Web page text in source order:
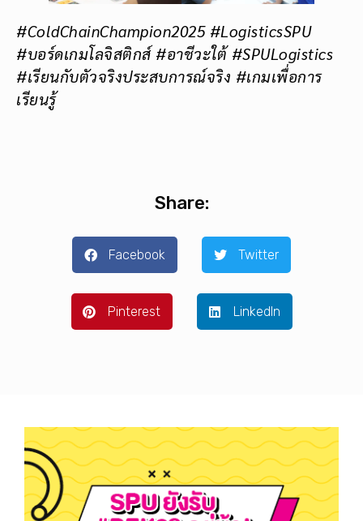
#ColdChainChampion2025 #LogisticsSPU
#บอร์ดเกมโลจิสติกส์ #อาชีวะใต้ #SPULogistics
#เรียนกับตัวจริงประสบการณ์จริง #เกมเพื่อการ
เรียนรู้
Share:
Facebook Twitter
Pinterest LinkedIn